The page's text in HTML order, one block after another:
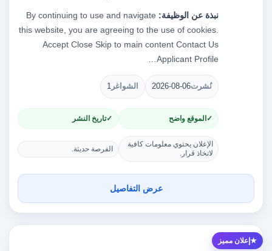
نبذة عن الوظيفة: By continuing to use and navigate
this website, you are agreeing to the use of cookies.
Accept Close Skip to main content Contact Us
Applicant Profile…
نُشرت2026-08-06 الشواغر 1
الموقع واضح تاريخ النشر
الإعلان يحتوي معلومات كافية
لاتخاذ قرار.
الفرصة حديثة.
عرض التفاصيل
إعلان مميز